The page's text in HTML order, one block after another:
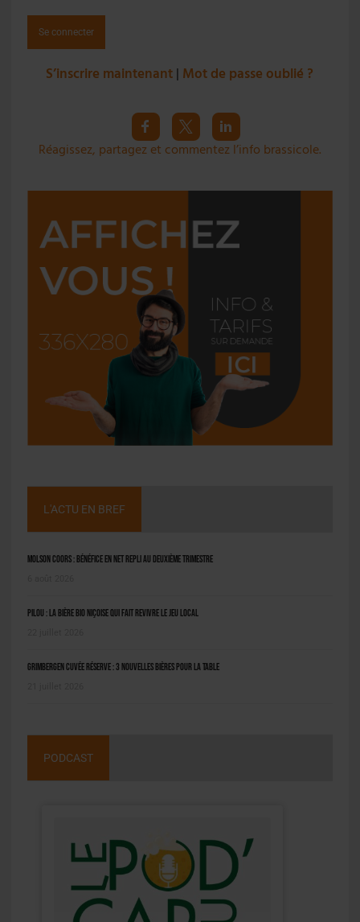
S’inscrire maintenant | Mot de passe oublié ?
Réagissez, partagez et commentez l’info brassicole.
L'ACTU EN BREF
Molson Coors : bénéfice en net repli au deuxième trimestre
Pilou : la bière bio niçoise qui fait revivre le jeu local
Grimbergen Cuvée Réserve : 3 nouvelles bières pour la table
PODCAST